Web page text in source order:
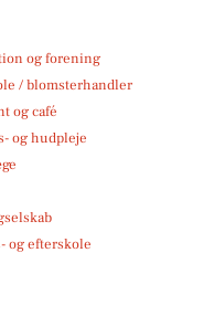
og forening
/ blomsterhandler
og café
og hudpleje
og efterskole